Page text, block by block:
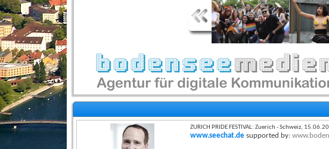
ZURICH PRIDE FESTIVAL: Zuerich - Schweiz,
www.seechat.de supported by: